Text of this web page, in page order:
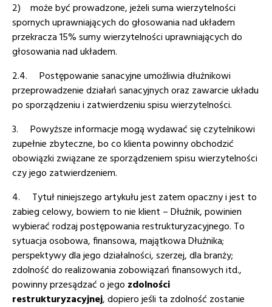
2) może być prowadzone, jeżeli suma wierzytelności
spornych uprawniających do głosowania nad układem
przekracza 15% sumy wierzytelności uprawniających do
głosowania nad układem.
2.4. Postępowanie sanacyjne umożliwia dłużnikowi
przeprowadzenie działań sanacyjnych oraz zawarcie układu
po sporządzeniu i zatwierdzeniu spisu wierzytelności.
3. Powyższe informacje mogą wydawać się czytelnikowi
zupełnie zbyteczne, bo co klienta powinny obchodzić
obowiązki związane ze sporządzeniem spisu wierzytelności
czy jego zatwierdzeniem.
4. Tytuł niniejszego artykułu jest zatem opaczny i jest to
zabieg celowy, bowiem to nie klient – Dłużnik, powinien
wybierać rodzaj postępowania restrukturyzacyjnego. To
sytuacja osobowa, finansowa, majątkowa Dłużnika;
perspektywy dla jego działalności, szerzej, dla branży;
zdolność do realizowania zobowiązań finansowych itd.,
powinny przesądzać o jego zdolności
restrukturyzacyjnej, dopiero jeśli ta zdolność zostanie